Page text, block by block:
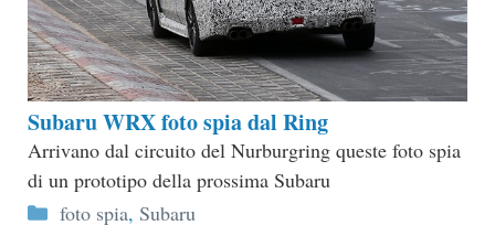
Subaru WRX foto spia dal Ring
Arrivano dal circuito del Nurburgring queste foto spia
di un prototipo della prossima Subaru
Categorie
foto spia, Subaru